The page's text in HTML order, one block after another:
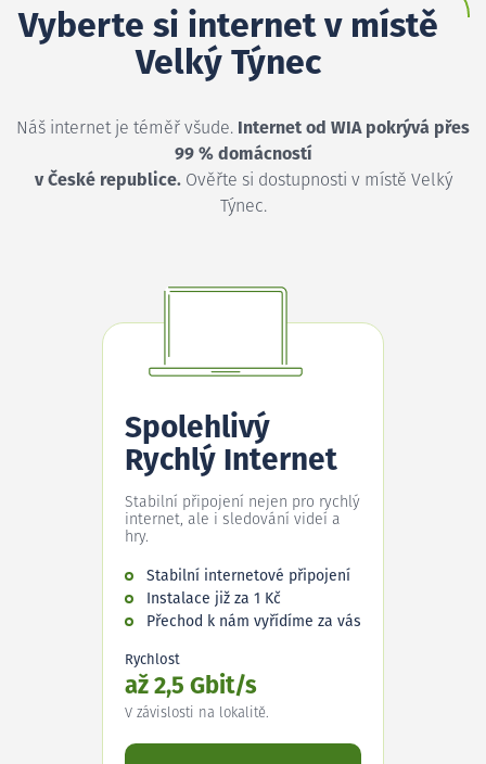
Vyberte si internet v místě
Velký Týnec
Náš internet je téměř všude. Internet od WIA pokrývá přes
99 % domácností
v České republice.Ověřte si dostupnosti v místě Velký
Týnec.
Spolehlivý
Rychlý Internet
Stabilní připojení nejen pro rychlý
internet, ale i sledování videí a
hry.
Stabilní internetové připojení
Instalace již za 1 Kč
Přechod k nám vyřídíme za vás
Rychlost
až 2,5 Gbit/s
V závislosti na lokalitě.